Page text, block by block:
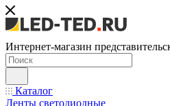
Интернет-магазин
Каталог
Ленты светодиодные